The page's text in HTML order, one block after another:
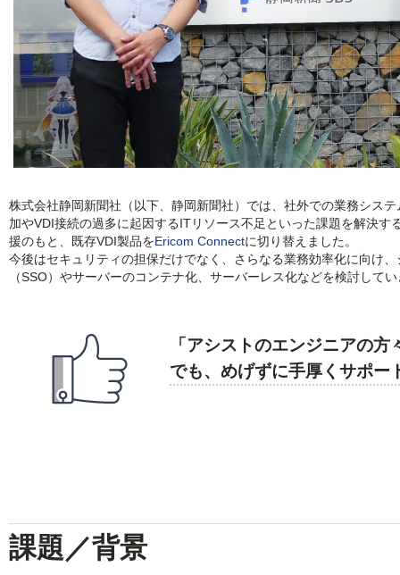
株式会社静岡新聞社（以下、静岡新聞社）では、社外での業務シス
加やVDI接続の過多に起因するITリソース不足といった課題を解決す
援のもと、既存VDI製品をEricom Connectに切り替えました。
今後はセキュリティの担保だけでなく、さらなる業務効率化に向け
（SSO）やサーバーのコンテナ化、サーバーレス化などを検討して
「アシストのエンジニアの
でも、めげずに手厚くサポー
課題／背景